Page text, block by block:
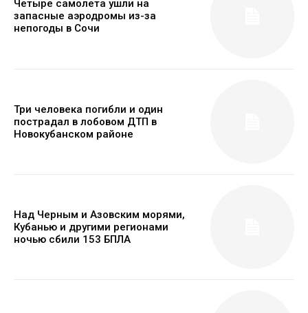
Четыре самолета ушли на
запасные аэродромы из-за
непогоды в Сочи
Три человека погибли и один
пострадал в лобовом ДТП в
Новокубанском районе
Над Черным и Азовским морями,
Кубанью и другими регионами
ночью сбили 153 БПЛА